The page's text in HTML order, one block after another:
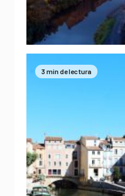
3 min de lectura